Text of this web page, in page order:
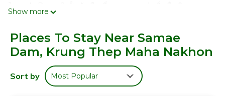
เยือน[เมือง] ไม่ว่ามาเพื่อพักผ่อนท่องเที่ยวหรือเปลี่ยนที่ทำงาน ทำเลที่
สะดวกง่ายดาย นอกจากนี้ ที่พักยังมีบริการและสิ่งอำนวยความ
สะดวกจำนวนมากที่ช่วยให้ความเพลิดเพลินแก่ผู้เข้าพัก ทั้งบริการที่
มอบความผ่อนคลาย รวมถึงกิจกรรมสนุกๆ ที่จะให้การเข้าพักไม่น่า
เบื่อ หรือหากใครต้องการจองที่พักเพื่อเปลี่ยนที่ทำงาน สิ่งอำนวย
ความสะดวกต่างๆ ก็มีพร้อมให้บริการ
Show more
Places To Stay Near Samae
Dam, Krung Thep Maha Nakhon
Sort by Most Popular